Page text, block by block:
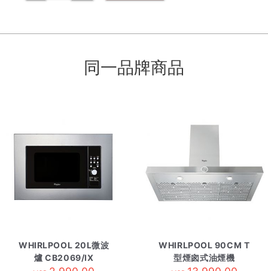
同一品牌商品
WHIRLPOOL 20L微波
爐 CB2069/IX
WHIRLPOOL 90CM T
型煙囪式油煙機